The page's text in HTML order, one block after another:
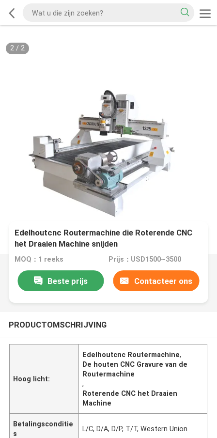
2/ 2
Edelhoutcnc Routermachine die Roterende CNC
het Draaien Machine snijden
MOQ：1 reeks Prijs：USD1500~3500
Beste prijs Contacteer ons
PRODUCTOMSCHRIJVING
Hoog licht:
Edelhoutcnc Routermachine,
De houten CNC Gravure van de
Routermachine
,
Roterende CNC het Draaien
Machine
Betalingsconditie
s
L/C, D/A, D/P, T/T, Western Union